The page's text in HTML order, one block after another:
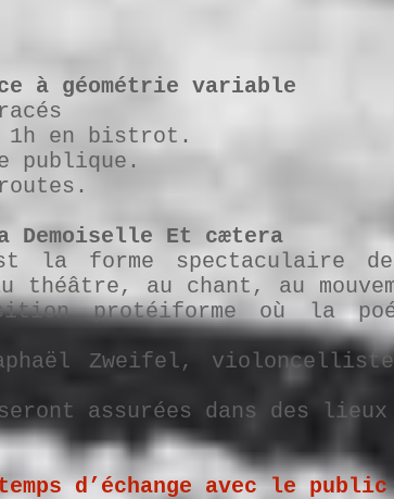
à géométrie variable
1h en bistrot.
publique.
Demoiselle Et cætera
la forme spectaculaire
théâtre, au chant, au
protéiforme où la
Zweifel,
assurées dans des
d’échange avec le public